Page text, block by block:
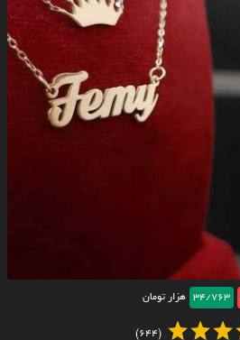
34/763 هزار تومان
(644)